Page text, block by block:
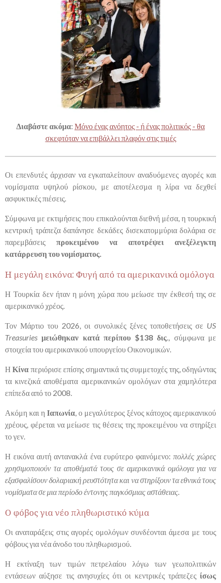
Διαβάστε ακόμα: Μόνο ένας ανόητος - ή ένας πολιτικός - θα
σκεφτόταν να επιβάλλει πλαφόν στις τιμές
Οι επενδυτές άρχισαν να εγκαταλείπουν αναδυόμενες αγορές και
νομίσματα υψηλού ρίσκου, με αποτέλεσμα η λίρα να δεχθεί
ασφυκτικές πιέσεις.
Σύμφωνα με εκτιμήσεις που επικαλούνται διεθνή μέσα, η τουρκική
κεντρική τράπεζα δαπάνησε δεκάδες δισεκατομμύρια δολάρια σε
παρεμβάσεις προκειμένου να αποτρέψει ανεξέλεγκτη
κατάρρευση του νομίσματος.
Η μεγάλη εικόνα: Φυγή από τα αμερικανικά ομόλογα
Η Τουρκία δεν ήταν η μόνη χώρα που μείωσε την έκθεσή της σε
αμερικανικό χρέος.
Τον Μάρτιο του 2026, οι συνολικές ξένες τοποθετήσεις σε US
Treasuries μειώθηκαν κατά περίπου $138 δις ., σύμφωνα με
στοιχεία του αμερικανικού υπουργείου Οικονομικών.
ΗΚίνα περιόρισε επίσης σημαντικά τις συμμετοχές της, οδηγώντας
τα κινεζικά αποθέματα αμερικανικών ομολόγων στα χαμηλότερα
επίπεδα από το 2008.
Ακόμη και η Ιαπωνία , ο μεγαλύτερος ξένος κάτοχος αμερικανικού
χρέους, φέρεται να μείωσε τις θέσεις της προκειμένου να στηρίξει
το γεν.
Η εικόνα αυτή αντανακλά ένα ευρύτερο φαινόμενο: πολλές χώρες
χρησιμοποιούν τα αποθέματά τους σε αμερικανικά ομόλογα για να
εξασφαλίσουν δολαριακή ρευστότητα και να στηρίξουν τα εθνικά τους
νομίσματα σε μια περίοδο έντονης παγκόσμιας αστάθειας.
Ο φόβος για νέο πληθωριστικό κύμα
Οι αναταράξεις στις αγορές ομολόγων συνδέονται άμεσα με τους
φόβους για νέα άνοδο του πληθωρισμού.
Η εκτίναξη των τιμών πετρελαίου λόγω των γεωπολιτικών
εντάσεων αύξησε τις ανησυχίες ότι οι κεντρικές τράπεζες ίσως